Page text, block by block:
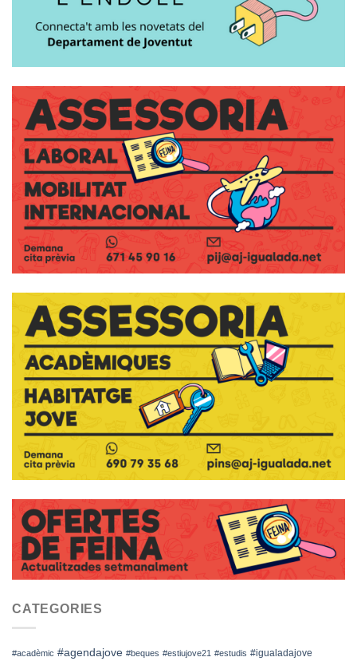
CATEGORIES
#acadèmic #agendajove #beques #estiujove21 #estudis #igualadajove